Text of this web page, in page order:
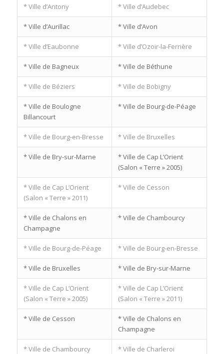
* Ville d’Antony * Ville d’Audebec
* Ville d’Aurillac * Ville d’Avon
* Ville d’Eaubonne * Ville d’Ozoir-la-Ferrière
* Ville de Bagneux * Ville de Béthune
* Ville de Béziers * Ville de Bobigny
* Ville de Boulogne
Billancourt
* Ville de Bourg-de-Péage
* Ville de Bourg-en-Bresse * Ville de Bruxelles
* Ville de Bry-sur-Marne
* Ville de Cap L’Orient
(Salon « Terre » 2005)
* Ville de Cap L’Orient
(Salon « Terre » 2011)
* Ville de Cesson
* Ville de Chalons en
Champagne
* Ville de Chambourcy
* Ville de Bourg-de-Péage * Ville de Bourg-en-Bresse
* Ville de Bruxelles * Ville de Bry-sur-Marne
* Ville de Cap L’Orient
(Salon « Terre » 2005)
* Ville de Cap L’Orient
(Salon « Terre » 2011)
* Ville de Cesson
* Ville de Chalons en
Champagne
* Ville de Chambourcy * Ville de Charleroi